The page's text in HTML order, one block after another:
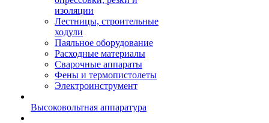
изоляции
Лестницы, строительные
ходули
Паяльное оборудование
Расходные материалы
Сварочные аппараты
Фены и термопистолеты
Электроинструмент
Высоковольтная аппаратура